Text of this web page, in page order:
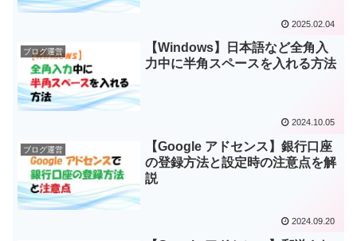
2025.02.04
ブログ運営
【Windows】日本語など全角入
力中に半角スペースを入れる方法
2024.10.05
ブログ運営
【Google アドセンス】銀行口座
の登録方法と設定時の注意点を解
説
2024.09.20